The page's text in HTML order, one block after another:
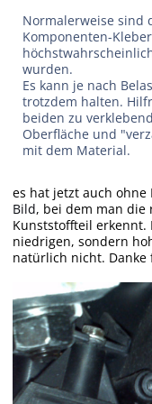
Normalerweise sind
Komponenten-
wurden.
Es kann je nach
trotzdem halten.
beiden zu
Oberfläche und
mit dem Material.
es hat jetzt auch ohne
Bild, bei dem man die
Kunststoffteil erkennt.
niedrigen, sondern
natürlich nicht.